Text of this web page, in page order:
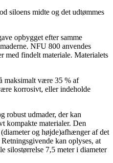
siloens midte og det udtømmes
opbygget efter samme
NFU 800 anvendes
med findelt materiale. Materialets
maksimalt være 35 % af
korrosivt, eller indeholde
robust udmader, der kan
kompakte materialer. Den
og højde)afhænger af det
kan oplyses, at
silostørrelse 7,5 meter i diameter